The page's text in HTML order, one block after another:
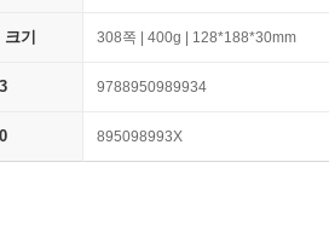
기 308쪽 | 400g | 128*188*30mm
9788950989934
895098993X